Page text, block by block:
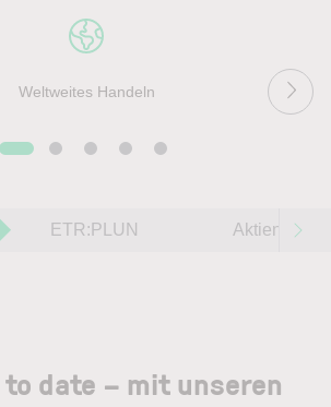
Weltweites Handeln
ETR:PLUN Aktien im
date – mit unseren